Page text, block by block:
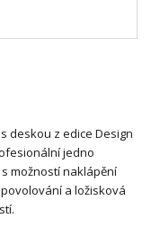
deskou z edice Design
jedno
možností naklápění
a ložisková